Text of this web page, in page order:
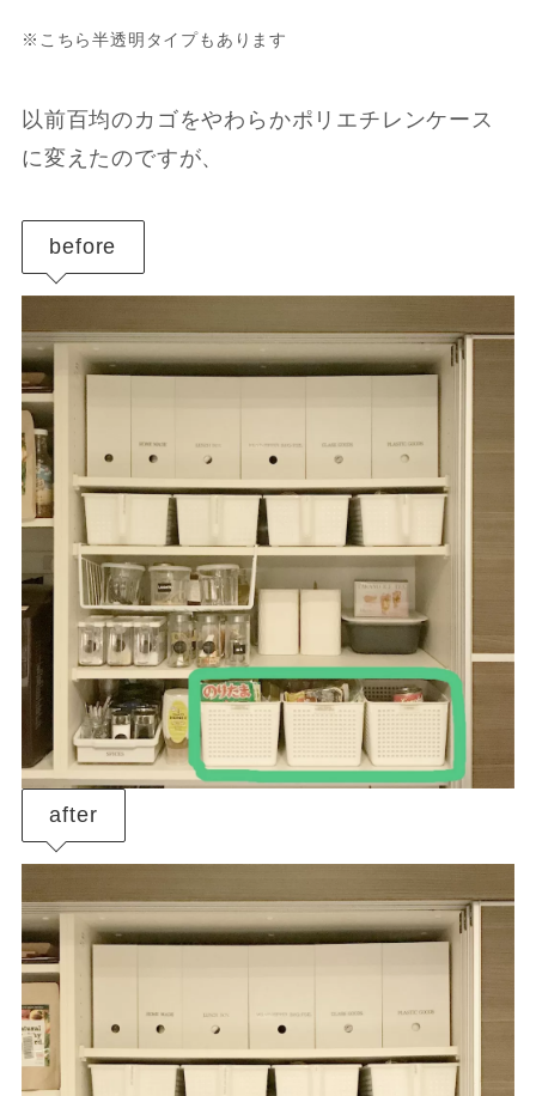
※こちら半透明タイプもあります
以前百均のカゴをやわらかポリエチレンケース
に変えたのですが、
before
after